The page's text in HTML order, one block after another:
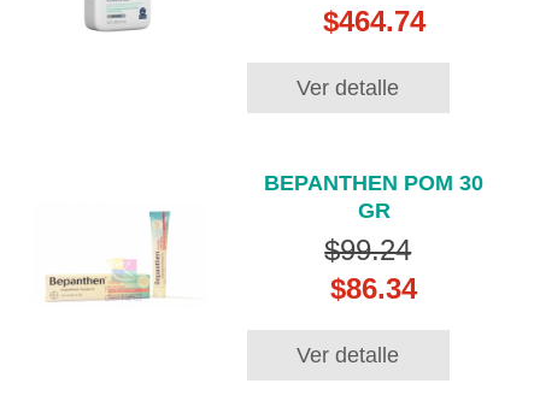
$464.74
Ver detalle
BEPANTHEN POM 30
GR
$99.24
$86.34
Ver detalle